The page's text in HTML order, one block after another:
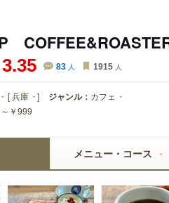
3.35 83 人 1915 人
[兵庫 ] ジャンル： カフェ
～￥999
メニュー・コース